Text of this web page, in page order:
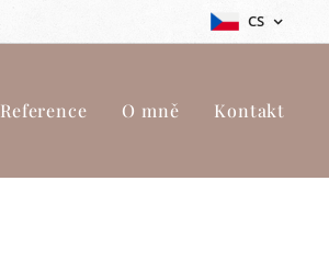
CS
Reference O mně Kontakt